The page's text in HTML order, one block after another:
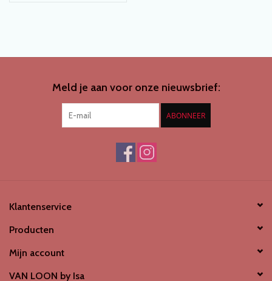
Meld je aan voor onze nieuwsbrief:
ABONNEER
Klantenservice
Producten
Mijn account
VAN LOON by Isa